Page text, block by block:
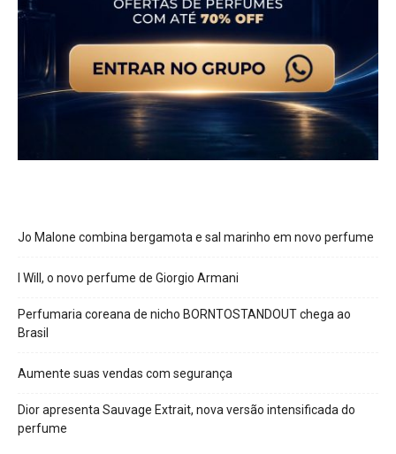
Jo Malone combina bergamota e sal marinho em novo perfume
I Will, o novo perfume de Giorgio Armani
Perfumaria coreana de nicho BORNTOSTANDOUT chega ao
Brasil
Aumente suas vendas com segurança
Dior apresenta Sauvage Extrait, nova versão intensificada do
perfume